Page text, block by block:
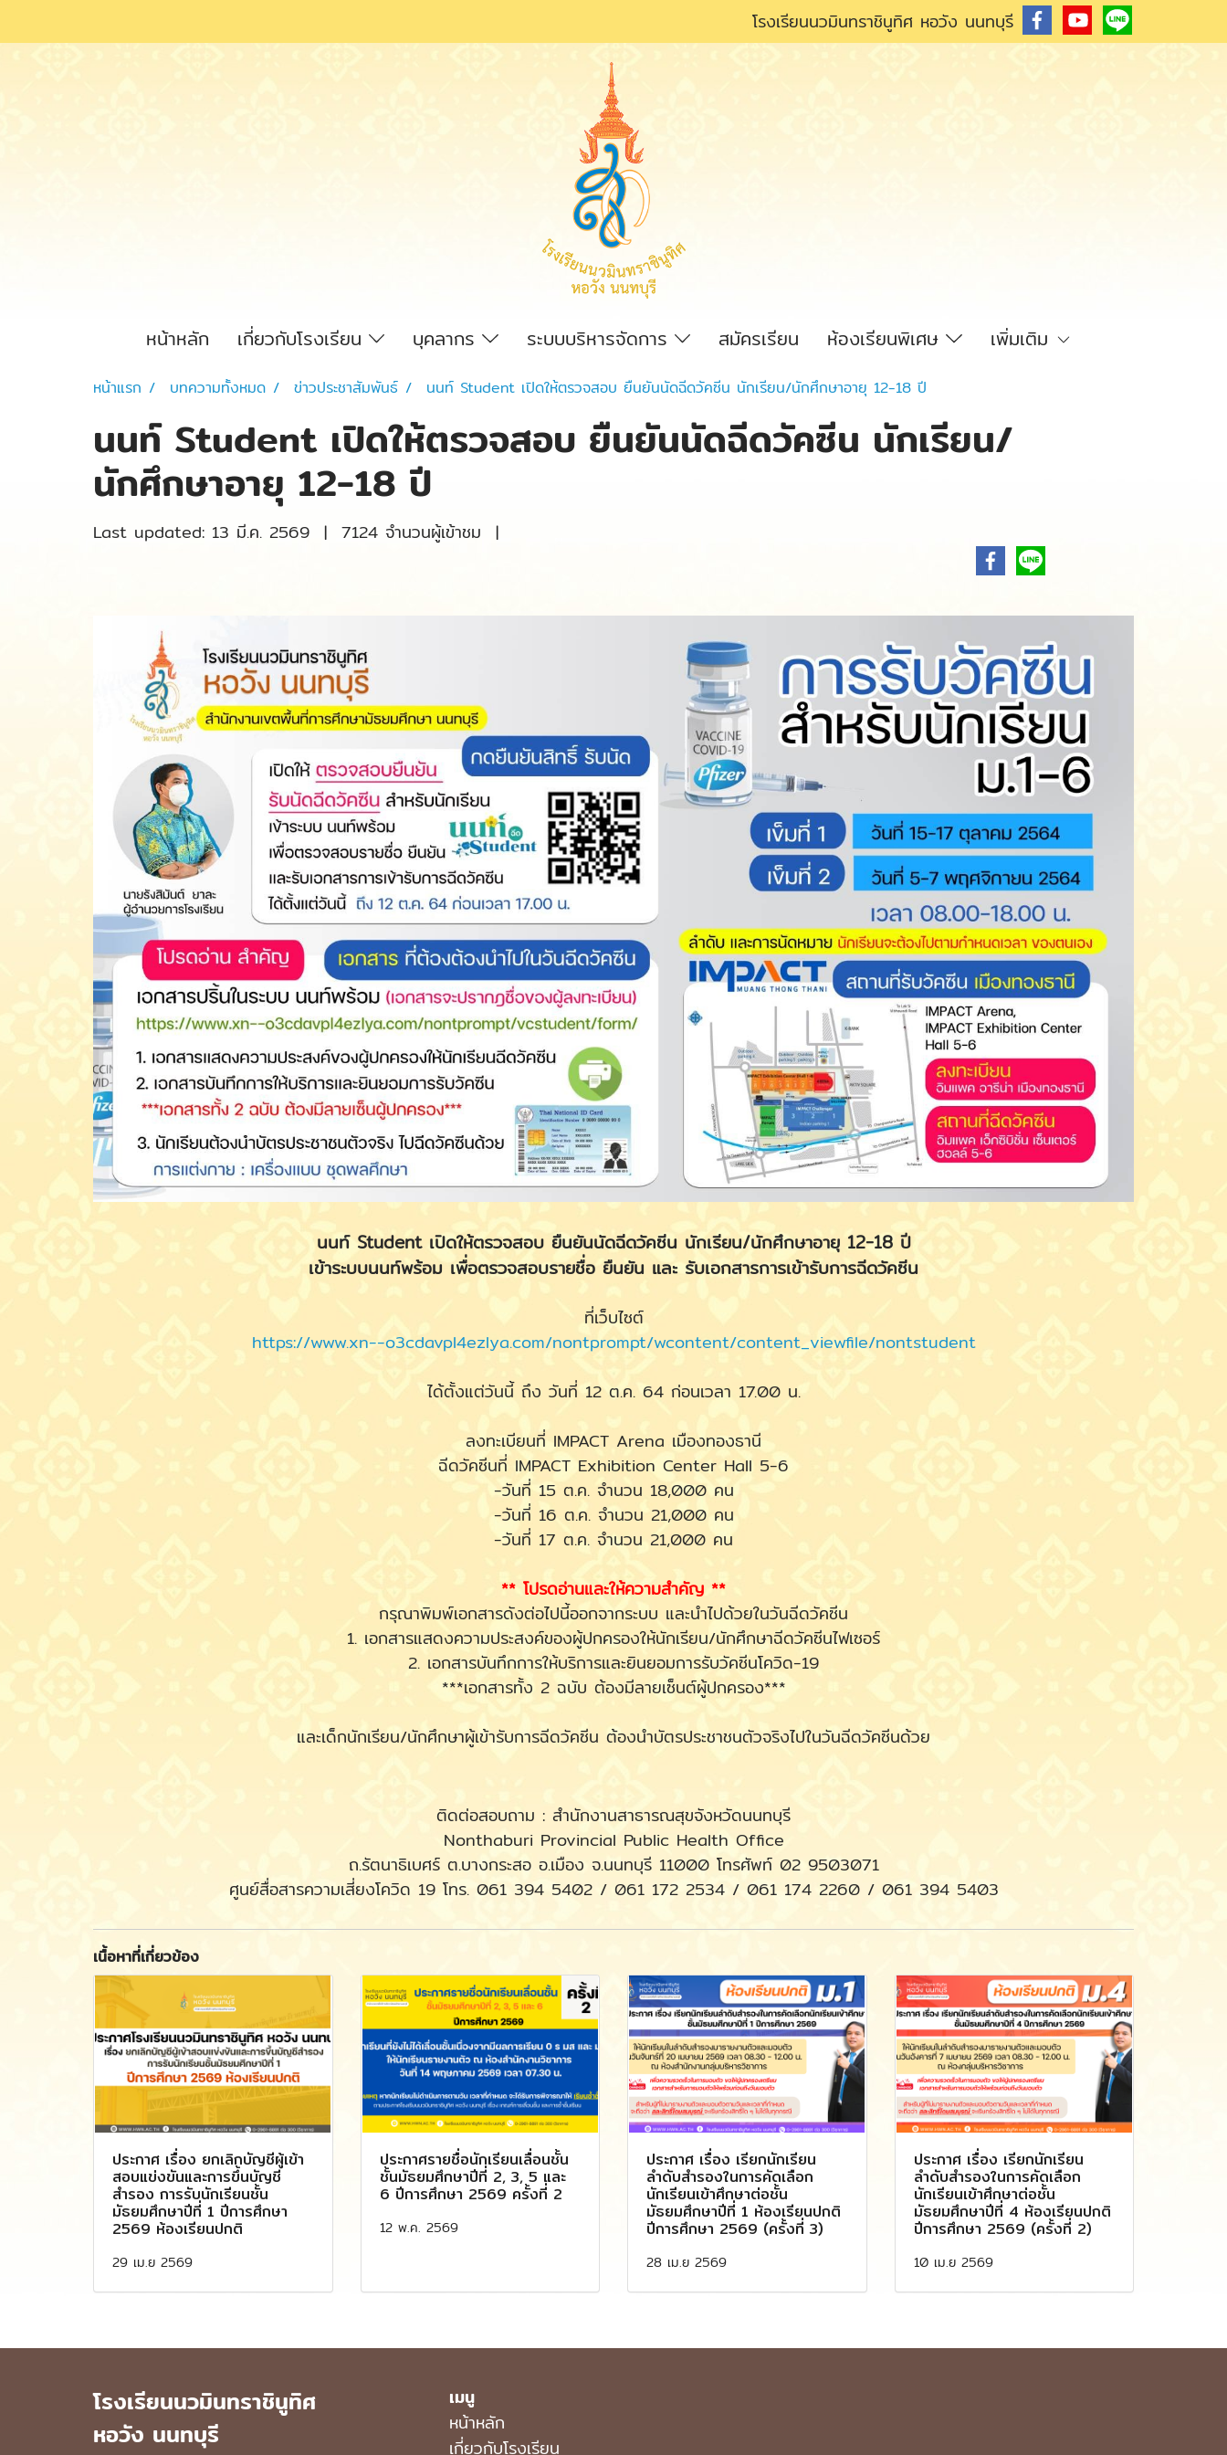
โรงเรียนนวมินทราชินูทิศ หอวัง นนทบุรี
หน้าหลัก เกี่ยวกับโรงเรียน บุคลากร ระบบบริหารจัดการ สมัครเรียน ห้องเรียนพิเศษ เพิ่มเติม
หน้าแรก บทความทั้งหมด ข่าวประชาสัมพันธ์ นนท์ Student เปิดให้ตรวจสอบ ยืนยันนัดฉีดวัคซีน นักเรียน/นักศึกษาอายุ 12-18 ปี
นนท์ Student เปิดให้ตรวจสอบ ยืนยันนัดฉีดวัคซีน นักเรียน/
นักศึกษาอายุ 12-18 ปี
Last updated: 13 มี.ค. 2569 | 7124 จำนวนผู้เข้าชม |
นนท์ Student เปิดให้ตรวจสอบ ยืนยันนัดฉีดวัคซีน นักเรียน/นักศึกษาอายุ 12-18 ปี
เข้าระบบนนท์พร้อม เพื่อตรวจสอบรายชื่อ ยืนยัน และ รับเอกสารการเข้ารับการฉีดวัคซีน
ที่เว็บไซต์
https://www.xn--o3cdavpl4ezlya.com/nontprompt/wcontent/content_viewfile/nontstudent
ได้ตั้งแต่วันนี้ ถึง วันที่ 12 ต.ค. 64 ก่อนเวลา 17.00 น.
ลงทะเบียนที่ IMPACT Arena เมืองทองธานี
ฉีดวัคซีนที่ IMPACT Exhibition Center Hall 5-6
-วันที่ 15 ต.ค. จำนวน 18,000 คน
-วันที่ 16 ต.ค. จำนวน 21,000 คน
-วันที่ 17 ต.ค. จำนวน 21,000 คน
** โปรดอ่านและให้ความสำคัญ **
กรุณาพิมพ์เอกสารดังต่อไปนี้ออกจากระบบ และนำไปด้วยในวันฉีดวัคซีน
1. เอกสารแสดงความประสงค์ของผู้ปกครองให้นักเรียน/นักศึกษาฉีดวัคซีนไฟเซอร์
2. เอกสารบันทึกการให้บริการและยินยอมการรับวัคซีนโควิด-19
***เอกสารทั้ง 2 ฉบับ ต้องมีลายเซ็นต์ผู้ปกครอง***
และเด็กนักเรียน/นักศึกษาผู้เข้ารับการฉีดวัคซีน ต้องนำบัตรประชาชนตัวจริงไปในวันฉีดวัคซีนด้วย
ติดต่อสอบถาม : สำนักงานสาธารณสุขจังหวัดนนทบุรี
Nonthaburi Provincial Public Health Office
ถ.รัตนาธิเบศร์ ต.บางกระสอ อ.เมือง จ.นนทบุรี 11000 โทรศัพท์ 02 9503071
ศูนย์สื่อสารความเสี่ยงโควิด 19 โทร. 061 394 5402 / 061 172 2534 / 061 174 2260 / 061 394 5403
เนื้อหาที่เกี่ยวข้อง
ประกาศ เรื่อง ยกเลิกบัญชีผู้เข้า
สอบแข่งขันและการขึ้นบัญชี
สำรอง การรับนักเรียนชั้น
มัธยมศึกษาปีที่ 1 ปีการศึกษา
2569 ห้องเรียนปกติ
29 เม.ย 2569
ประกาศรายชื่อนักเรียนเลื่อนชั้น
ชั้นมัธยมศึกษาปีที่ 2, 3, 5 และ
6 ปีการศึกษา 2569 ครั้งที่ 2
12 พ.ค. 2569
ประกาศ เรื่อง เรียกนักเรียน
ลำดับสำรองในการคัดเลือก
นักเรียนเข้าศึกษาต่อชั้น
มัธยมศึกษาปีที่ 1 ห้องเรียนปกติ
ปีการศึกษา 2569 (ครั้งที่ 3)
28 เม.ย 2569
ประกาศ เรื่อง เรียกนักเรียน
ลำดับสำรองในการคัดเลือก
นักเรียนเข้าศึกษาต่อชั้น
มัธยมศึกษาปีที่ 4 ห้องเรียนปกติ
ปีการศึกษา 2569 (ครั้งที่ 2)
10 เม.ย 2569
โรงเรียนนวมินทราชินูทิศ
หอวัง นนทบุรี
เมนู
หน้าหลัก
เกี่ยวกับโรงเรียน